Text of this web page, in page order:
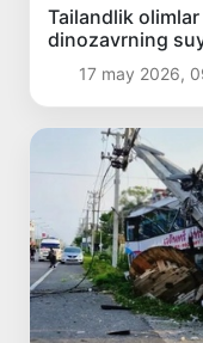
Tailandlik olimlar
dinozavrning
17 may 2026,